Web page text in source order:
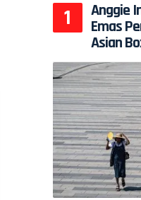
Anggie
Emas
Asian